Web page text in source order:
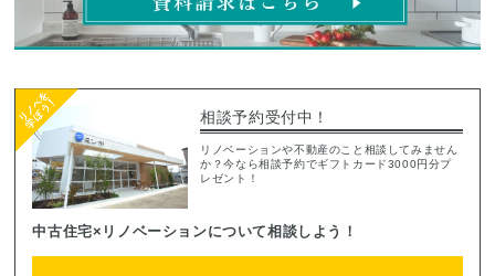
相談予約受付中！
リノベーションや不動産のこと相談してみません
か？今なら相談予約でギフトカード3000円分プ
レゼント！
中古住宅×リノベーションについて相談しよう！